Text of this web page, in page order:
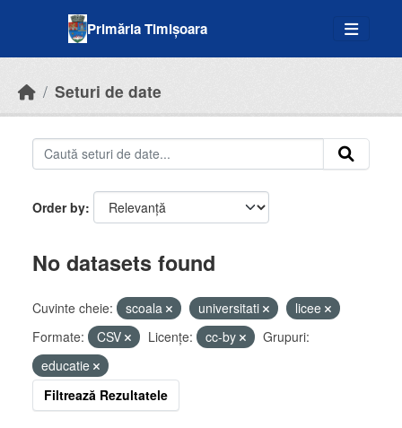
Primăria Timișoara
Seturi de date
Order by
No datasets found
Cuvinte cheie: scoala universitati
licee
Formate:
CSV Licenţe: cc-by
Grupuri:
educatie
Filtrează Rezultatele